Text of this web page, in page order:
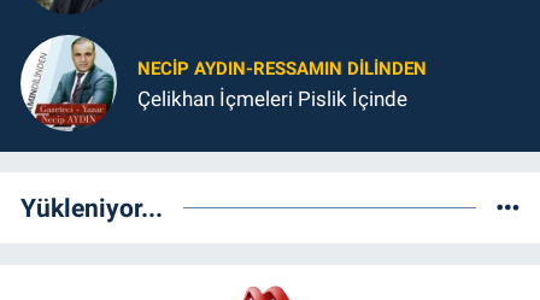
NECIP AYDIN-RESSAMIN DILINDEN
Çelikhan İçmeleri Pislik İçinde
Yükleniyor...